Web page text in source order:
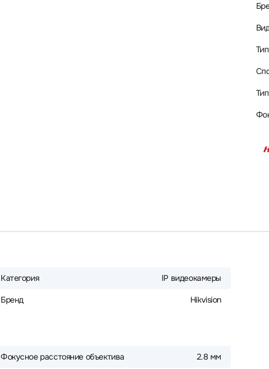
Категория IP видеокамеры
Бренд Hikvision
Фокусное расстояние объектива 2.8 мм